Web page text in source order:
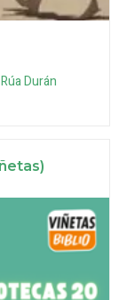
Rúa Durán